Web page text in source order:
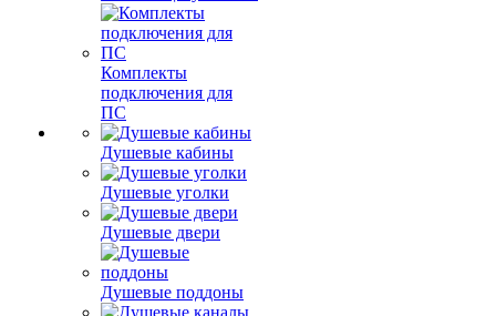
Комплекты
подключения для
ПС
Душевые кабины
Душевые уголки
Душевые двери
Душевые поддоны